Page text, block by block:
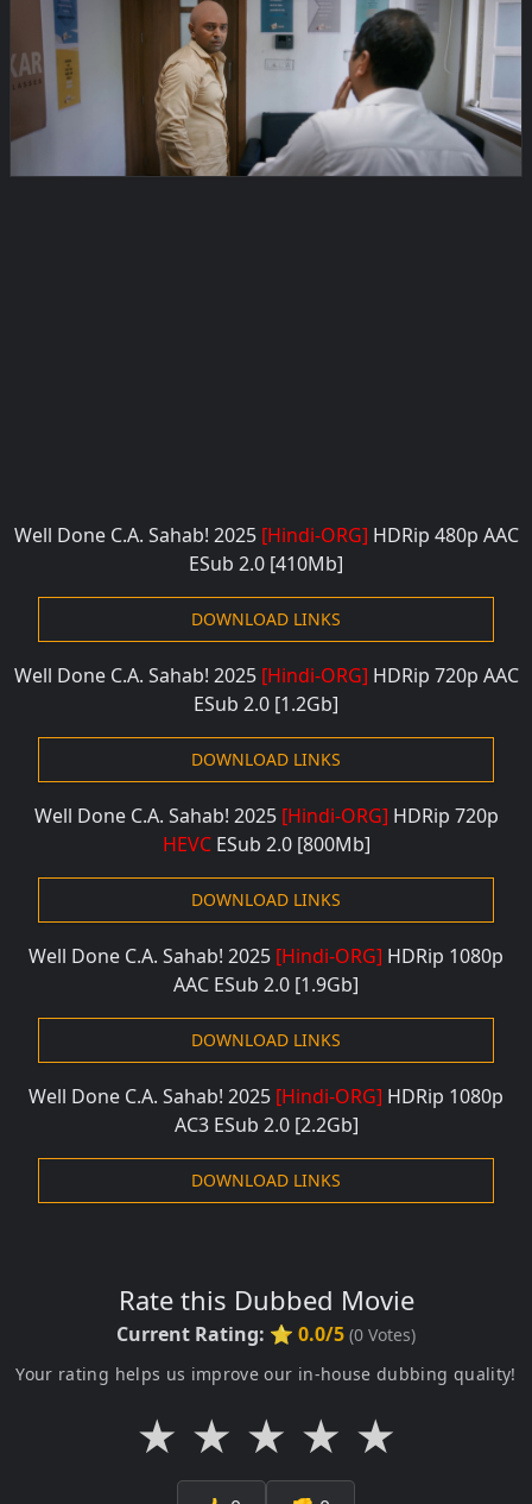
Well Done C.A. Sahab! 2025 [Hindi-ORG] HDRip 480p AAC
ESub 2.0 [410Mb]
DOWNLOAD LINKS
Well Done C.A. Sahab! 2025 [Hindi-ORG] HDRip 720p AAC
ESub 2.0 [1.2Gb]
DOWNLOAD LINKS
Well Done C.A. Sahab! 2025 [Hindi-ORG] HDRip 720p
HEVCESub 2.0 [800Mb]
DOWNLOAD LINKS
Well Done C.A. Sahab! 2025 [Hindi-ORG] HDRip 1080p
AAC ESub 2.0 [1.9Gb]
DOWNLOAD LINKS
Well Done C.A. Sahab! 2025 [Hindi-ORG] HDRip 1080p
AC3 ESub 2.0 [2.2Gb]
DOWNLOAD LINKS
Rate this Dubbed Movie
Current Rating: ⭐ 0.0/5 (0 Votes)
Your rating helps us improve our in-house dubbing quality!
★ ★ ★ ★ ★